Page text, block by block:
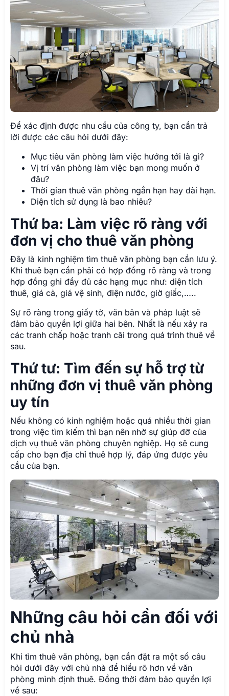
Để xác định được nhu cầu của công ty, bạn cần trả
lời được các câu hỏi dưới đây:
Mục tiêu văn phòng làm việc hướng tới là gì?
Vị trí văn phòng làm việc bạn mong muốn ở
đâu?
Thời gian thuê văn phòng ngắn hạn hay dài hạn.
Diện tích sử dụng là bao nhiêu?
Thứ ba: Làm việc rõ ràng với
đơn vị cho thuê văn phòng
Đây là kinh nghiệm tìm thuê văn phòng bạn cần lưu ý.
Khi thuê bạn cần phải có hợp đồng rõ ràng và trong
hợp đồng ghi đầy đủ các hạng mục như: diện tích
thuê, giá cả, giá vệ sinh, điện nước, giờ giấc,…..
Sự rõ ràng trong giấy tờ, văn bản và pháp luật sẽ
đảm bảo quyền lợi giữa hai bên. Nhất là nếu xảy ra
các tranh chấp hoặc tranh cãi trong quá trình thuê về
sau.
Thứ tư: Tìm đến sự hỗ trợ từ
những đơn vị thuê văn phòng
uy tín
Nếu không có kinh nghiệm hoặc quá nhiều thời gian
trong việc tìm kiếm thì bạn nên nhờ sự giúp đỡ của
dịch vụ thuê văn phòng chuyên nghiệp. Họ sẽ cung
cấp cho bạn địa chỉ thuê hợp lý, đáp ứng được yêu
cầu của bạn.
Những câu hỏi cần đối với
chủ nhà
Khi tìm thuê văn phòng, bạn cần đặt ra một số câu
hỏi dưới đây với chủ nhà để hiểu rõ hơn về văn
phòng mình định thuê. Đồng thời đảm bảo quyền lợi
về sau: